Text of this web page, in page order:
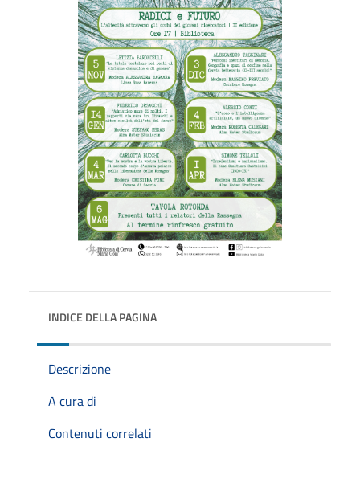
INDICE DELLA PAGINA
Descrizione
A cura di
Contenuti correlati